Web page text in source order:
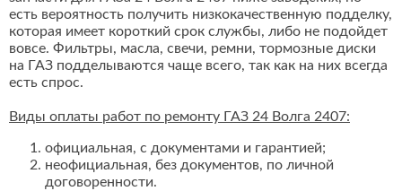
есть вероятность получить низкокачественную подделку,
которая имеет короткий срок службы, либо не подойдет
вовсе. Фильтры, масла, свечи, ремни, тормозные диски
на ГАЗ подделываются чаще всего, так как на них всегда
есть спрос.
Виды оплаты работ по ремонту ГАЗ 24 Волга 2407:
официальная, с документами и гарантией;
неофициальная, без документов, по личной
договоренности.